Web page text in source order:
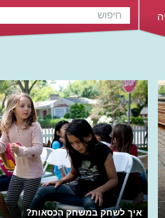
איך לשחק במשחק הכסאות?